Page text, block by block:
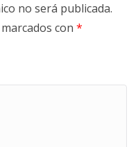
no será publicada.
con *